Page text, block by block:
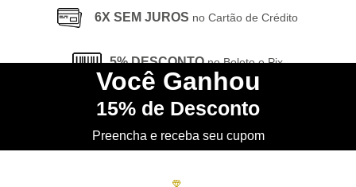
6X SEM JUROS no Cartão de Crédito
5% DESCONTO no Boleto e Pix
CONHEÇA nossa Loja Física
Você Ganhou
15% de Desconto
Preencha e receba seu cupom